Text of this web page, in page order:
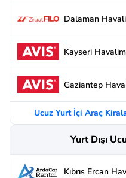
Dalaman
Kayseri
Gaziantep
Ucuz Yurt İçi Araç
Yurt Dışı
Kıbrıs Ercan